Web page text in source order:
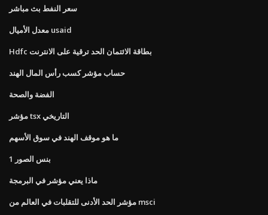
سعر النفط بث مباشر
معدل الأميال usaid
Hdfc بطاقة الائتمان الحد ترقية على الانترنت
حساب مؤشر كسب رأس المال الهند
الفضة والصحة
مؤشر tsx التاريخي
ما هو موقف الهند في سوق الأسهم
1 بنس الصور
ماذا يعني مؤشر في البرمجة
مؤشر الحد الأدنى للتقلبات في العالم من msci